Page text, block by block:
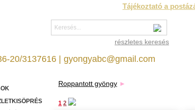
Tájékoztató a
részletes keresés
20/3137616 | gyongyabc@gmail.com
Roppantott gyöngy ►
1 2